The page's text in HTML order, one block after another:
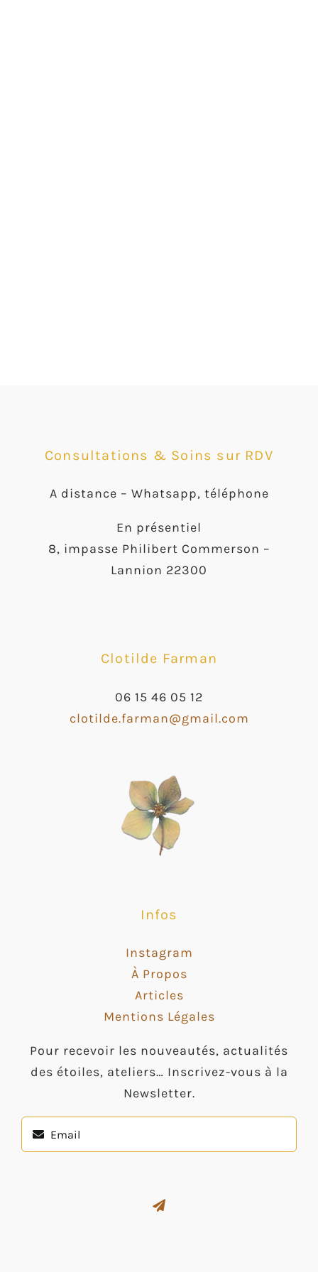
Consultations & Soins sur RDV
A distance – Whatsapp, téléphone
En présentiel
8, impasse Philibert Commerson –
Lannion 22300
Clotilde Farman
06 15 46 05 12
clotilde.farman@gmail.com
Infos
Instagram
À Propos
Articles
Mentions Légales
Pour recevoir les nouveautés, actualités
des étoiles, ateliers… Inscrivez-vous à la
Newsletter.